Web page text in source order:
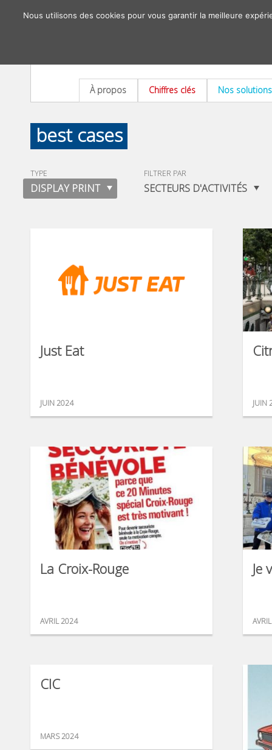
À propos Chiffres clés Nos solutions
best cases
TYPE
DISPLAY PRINT
FILTRER PAR
SECTEURS D'ACTIVITÉS
Just Eat
JUIN 2024 JUIN
La Croix-Rouge
AVRIL 2024
Je
CIC
MARS 2024
Nous utilisons des cookies pour vous garantir la meilleure